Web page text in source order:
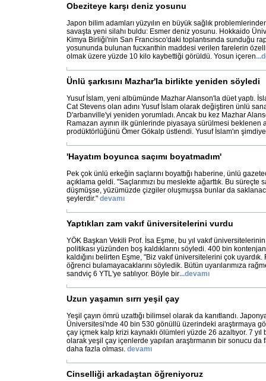
Obeziteye karşı deniz yosunu
Japon bilim adamları yüzyılın en büyük sağlık
savaşta yeni silahı buldu: Esmer deniz yosunu. Hokkaido
Kimya Birliği'nin San Francisco'daki toplantısında sunduğu
yosununda bulunan fucxanthin maddesi verilen farelerin
olmak üzere yüzde 10 kilo kaybettiği görüldü. Yosun içeren...
Ünlü şarkısını Mazhar'la birlikte yeniden söyledi
Yusuf İslam, yeni albümünde Mazhar Alanson'la düet yaptı.
Cat Stevens olan adını Yusuf İslam olarak değiştiren ünlü
D'arbanville'yi yeniden yorumladı. Ancak bu kez Mazhar
Ramazan ayının ilk günlerinde piyasaya sürülmesi beklenen
prodüktörlüğünü Ömer Gökalp üstlendi. Yusuf İslam'ın
'Hayatım boyunca saçımı boyatmadım'
Pek çok ünlü erkeğin saçlarını boyattığı haberine, ünlü
açıklama geldi. "Saçlarımızı bu meslekte ağarttık. Bu süreçte
düşmüşse, yüzümüzde çizgiler oluşmuşsa bunlar da
şeylerdir." devamı
Yaptıkları zam vakıf üniversitelerini vurdu
YÖK Başkan Vekili Prof. İsa Eşme, bu yıl vakıf
politikası yüzünden boş kaldıklarını söyledi. 400 bin
kaldığını belirten Eşme, "Biz vakıf üniversitelerini çok uyardık.
öğrenci bulamayacaklarını söyledik. Bütün uyarılarımıza
sandviç 6 YTL'ye satılıyor. Böyle bir...devamı
Uzun yaşamın sırrı yeşil çay
Yeşil çayın ömrü uzattığı bilimsel olarak da kanıtlandı.
Üniversitesi'nde 40 bin 530 gönüllü üzerindeki araştırmaya
çay içmek kalp krizi kaynaklı ölümleri yüzde 26 azaltıyor. 7
olarak yeşil çay içenlerde yapılan araştırmanın bir sonucu da
daha fazla olması. devamı
Cinselliği arkadaştan öğreniyoruz